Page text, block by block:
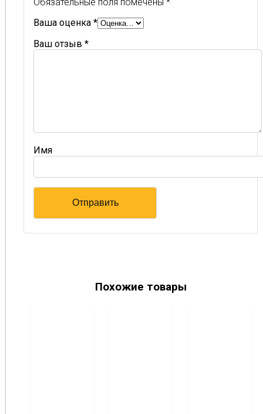
Обязательные поля помечены *
Ваша оценка *
Ваш отзыв *
Имя
Похожие товары